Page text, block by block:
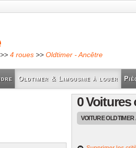
>> 4 roues >> Oldtimer - Ancêtre
Oldtimer & Limousine à louer
0
VOITURE OLDTIMER